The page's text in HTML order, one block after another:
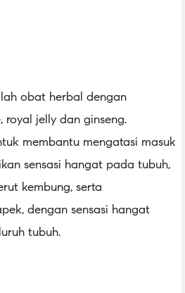
obat herbal dengan
royal jelly dan ginseng.
membantu mengatasi masuk
sensasi hangat pada tubuh,
kembung, serta
dengan sensasi hangat
tubuh.